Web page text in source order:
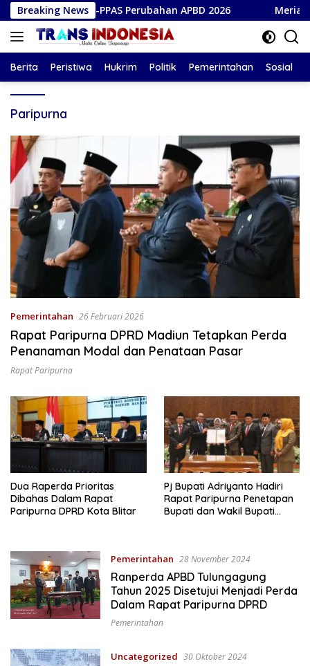
Langsung
ke
konten
Breaking News
KUA-PPAS Perubahan APBD 2026 Meriahkan HUT
Berita Peristiwa Hukrim Politik Pemerintahan Sosial
Paripurna
Pemerintahan 26 Februari 2026
Rapat Paripurna DPRD Madiun Tetapkan Perda
Penanaman Modal dan Penataan Pasar
Rapat Paripurna
Dua Raperda Prioritas
Dibahas Dalam Rapat
Paripurna DPRD Kota Blitar
Pj Bupati Adriyanto Hadiri
Rapat Paripurna Penetapan
Bupati dan Wakil Bupati
Pemerintahan 28 November 2024
Ranperda APBD Tulungagung
Tahun 2025 Disetujui Menjadi Perda
Dalam Rapat Paripurna DPRD
Pemerintahan
Uncategorized 30 Oktober 2024